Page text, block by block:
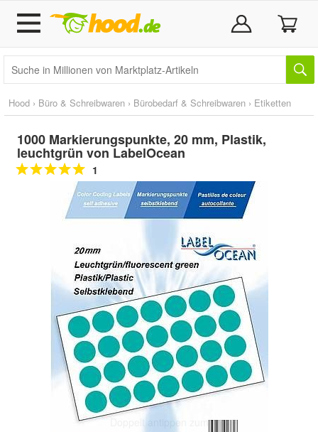
Hood › Büro & Schreibwaren › Bürobedarf & Schreibwaren › Etiketten
1000 Markierungspunkte, 20 mm, Plastik,
leuchtgrün von LabelOcean
1
Doppelt antippen zum